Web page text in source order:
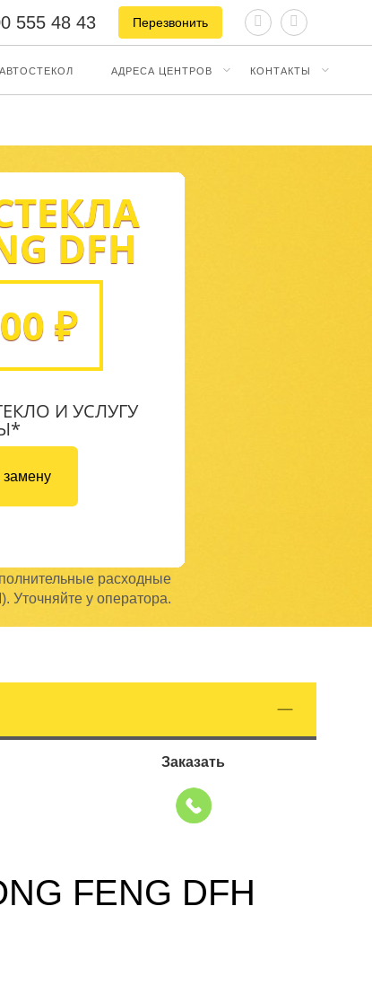
555 48 43 Перезвонить
АДРЕСА ЦЕНТРОВ КОНТАКТЫ
DFH
₽
И УСЛУГУ
замену
расходные
Уточняйте у оператора.
Заказать
FENG DFH